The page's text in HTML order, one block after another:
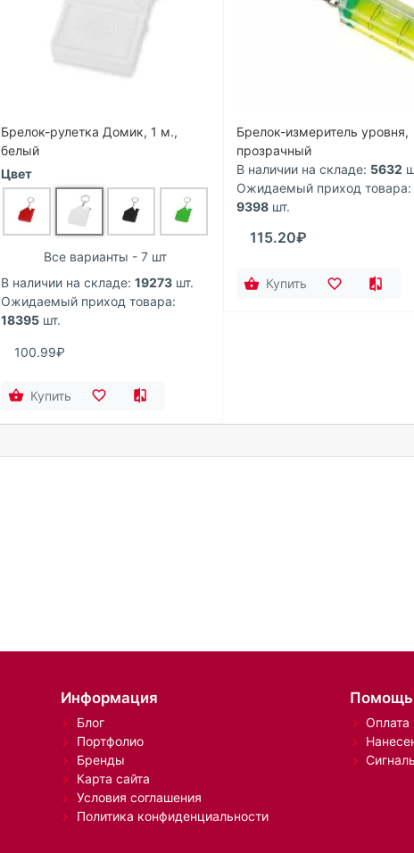
Брелок-рулетка Домик, 1 м.,
белый
Цвет
Все варианты - 7 шт
В наличии на складе: 19273 шт.
Ожидаемый приход товара:
18395 шт.
100.99₽
Купить
Брелок-измеритель уровня,
прозрачный
В наличии на складе: 5632
Ожидаемый приход товара:
9398 шт.
115.20₽
Купить
Информация
Блог
Портфолио
Бренды
Карта сайта
Условия соглашения
Политика конфиденциальности
Помощь
Оплата